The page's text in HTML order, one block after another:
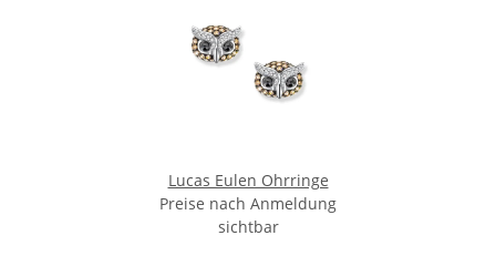
Lucas Eulen Ohrringe
Preise nach Anmeldung
sichtbar